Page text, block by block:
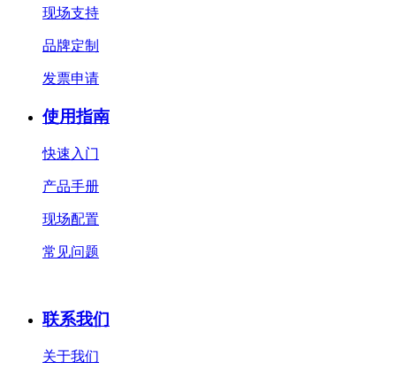
现场支持
品牌定制
发票申请
使用指南
快速入门
产品手册
现场配置
常见问题
联系我们
关于我们